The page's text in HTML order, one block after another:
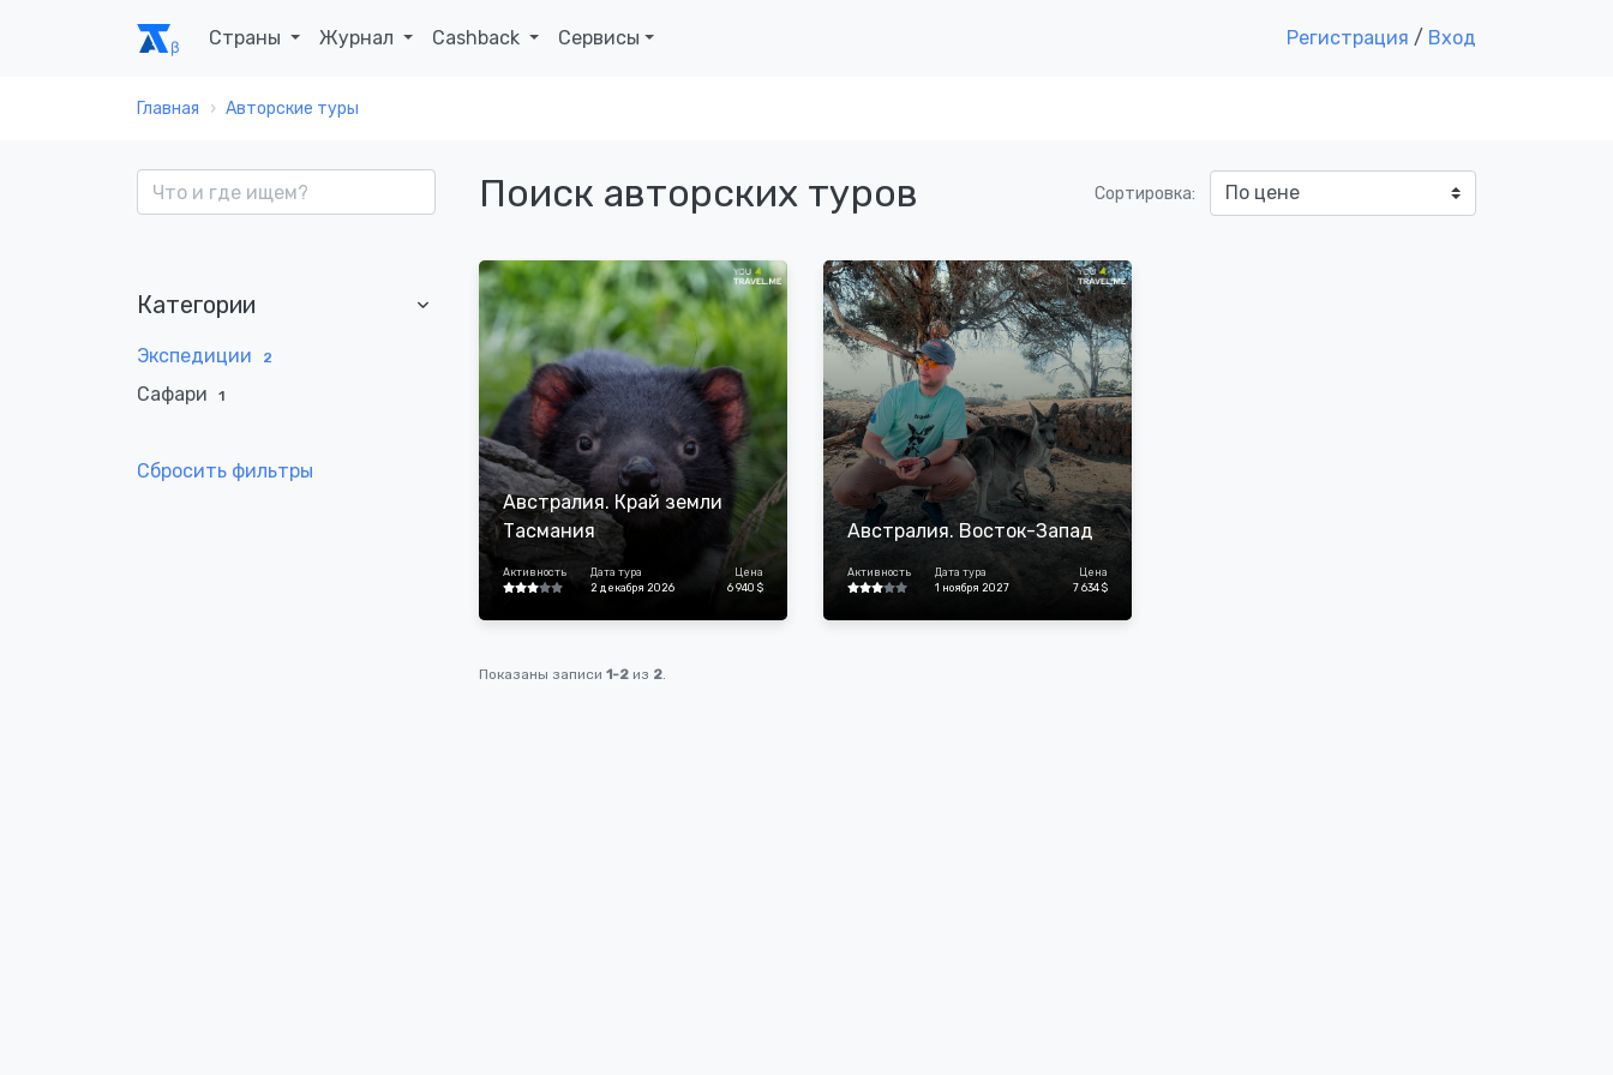
Страны Журнал Cashback Сервисы Регистрация / Вход
Главная Авторские туры
Категории
Экспедиции 2
Сафари 1
Сбросить фильтры
Поиск авторских туров Сортировка:
Австралия. Край земли
Тасмания
Активность
Дата тура
2 декабря 2026
Цена
6 940 $
Австралия. Восток-Запад
Активность
Дата тура
1 ноября 2027
Цена
7 634 $
Показаны записи 1-2 из 2.